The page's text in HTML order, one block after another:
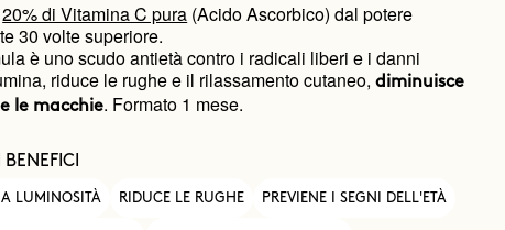
20% di Vitamina C pura (Acido Ascorbico) dal potere
30 volte superiore.
è uno scudo antietà contro i radicali liberi e i danni
riduce le rughe e il rilassamento cutaneo,diminuisce
le macchie. Formato 1 mese.
LUMINOSITÀ RIDUCE LE RUGHE PREVIENE I SEGNI DELL'ETÀ